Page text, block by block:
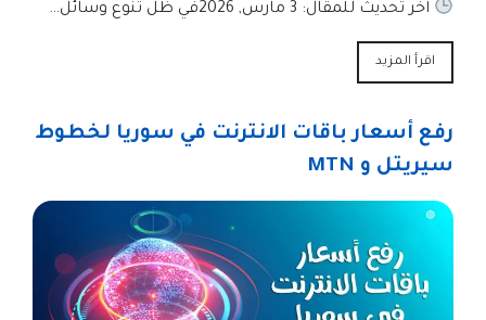
آخر تحديث للمقال: 3 مارس, 2026في ظل تنوع وسائل…
اقرأ المزيد
رفع أسعار باقات الانترنت في سوريا لخطوط
سيريتل و MTN